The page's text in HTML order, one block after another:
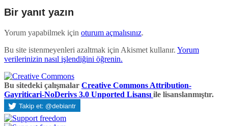
Bir yanıt yazın
Yorum yapabilmek için oturum açmalısınız.
Bu site istenmeyenleri azaltmak için Akismet kullanır. Yorum
verilerinizin nasıl işlendiğini öğrenin.
Bu sitedeki çalışmalar Creative Commons Attribution-
Gayriticari-NoDerivs 3.0 Unported Lisansı ile lisanslanmıştır.